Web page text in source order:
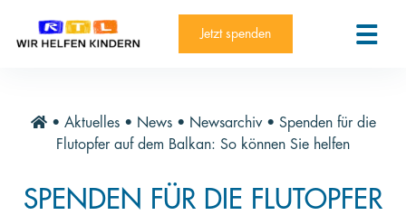
RTL-Spendenmarathon 2025
News
Informieren
Kontakt
Jetzt spenden
• Aktuelles• News• Newsarchiv• Spenden für die
Flutopfer auf dem Balkan: So können Sie helfen
SPENDEN FÜR DIE FLUTOPFER